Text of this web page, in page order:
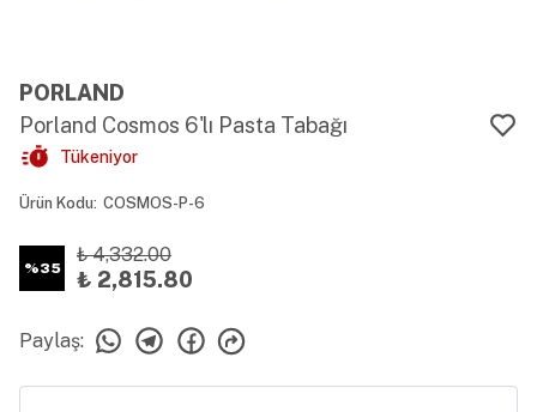
PORLAND
Porland Cosmos 6'lı Pasta Tabağı
Tükeniyor
Ürün Kodu: COSMOS-P-6
%35
₺ 4,332.00
₺ 2,815.80
Paylaş: